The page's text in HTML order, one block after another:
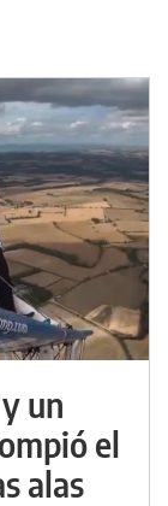
un
el
alas